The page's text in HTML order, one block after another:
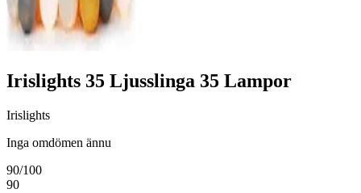
Irislights 35 Ljusslinga 35 Lampor
Irislights
Inga omdömen ännu
90/100
90